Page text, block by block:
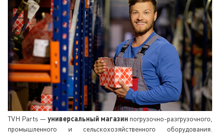
TVH Parts — универсальный магазин погрузочно-разгрузочного,
промышленного и сельскохозяйственного оборудования.